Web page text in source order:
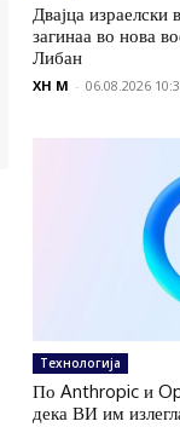
Двајца
загинаа во нова
Либан
XH M - 06.08.2026
Технологија
По Anthropic и
дека ВИ им